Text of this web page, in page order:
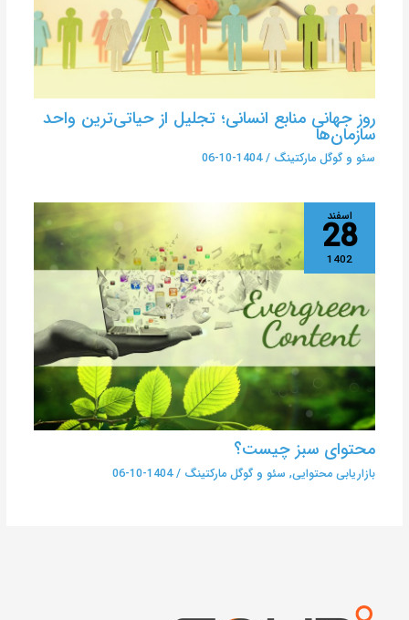
روز جهانی منابع انسانی؛ تجلیل از حیاتی‌ترین واحد
سازمان‌ها
سئو و گوگل مارکتینگ /
1404-10-06
اسفند
28
1402
محتوای سبز چیست؟
بازاریابی محتوایی, سئو و گوگل مارکتینگ /
1404-10-06